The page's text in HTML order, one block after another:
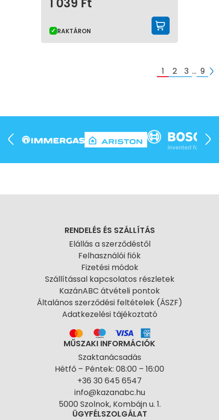
RAKTÁRON
1 2 3 … 9
RENDELÉS ÉS SZÁLLÍTÁS
Elállás a szerződéstől
Felhasználói fiók
Fizetési módok
Szállítással kapcsolatos részletek
KazánABC átvételi pontok
Általános szerződési feltételek (ÁSZF)
Adatkezelési tájékoztató
MŰSZAKI INFORMÁCIÓK
Szaktanácsadás
Hétfő – Péntek: 08:00 – 16:00
+36 30 645 6547
info@kazanabc.hu
5000 Szolnok, Kombájn u. 1.
ÜGYFÉLSZOLGÁLAT